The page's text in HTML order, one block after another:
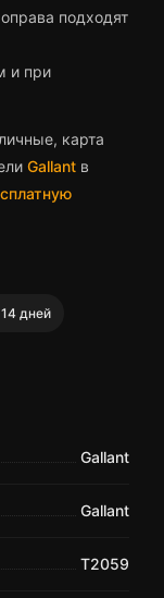
оправа подходят
и при
карта
Gallant в
дней
Gallant
Gallant
T2059